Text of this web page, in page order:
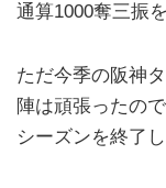
通算1000奪三振
ただ今季の阪神
陣は頑張ったの
シーズンを終了し